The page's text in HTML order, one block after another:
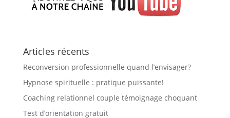
Articles récents
Reconversion professionnelle quand l’envisager?
Hypnose spirituelle : pratique puissante!
Coaching relationnel couple témoignage choquant
Test d’orientation gratuit